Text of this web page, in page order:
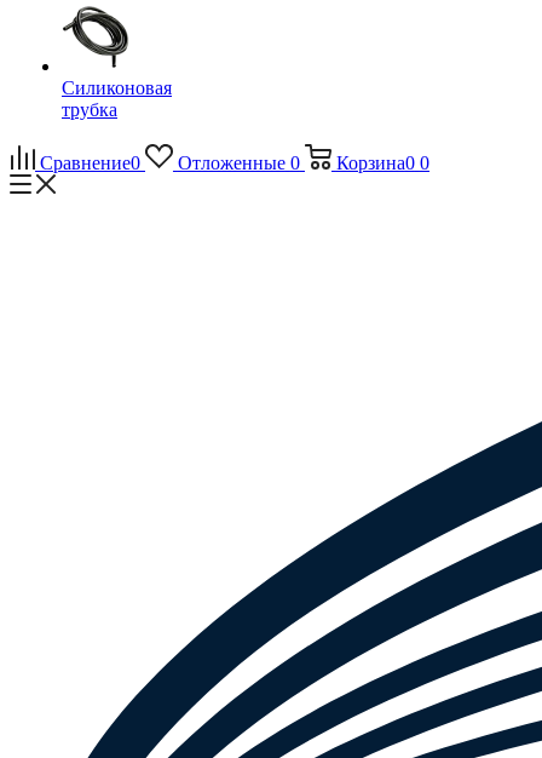
Силиконовая
трубка
Сравнение0 Отложенные 0 Корзина0 0